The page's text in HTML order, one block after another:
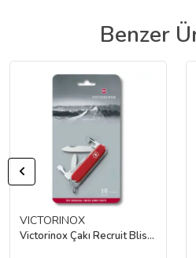
Benzer
VICTORINOX
Victorinox Çakı Recruit Blisterli